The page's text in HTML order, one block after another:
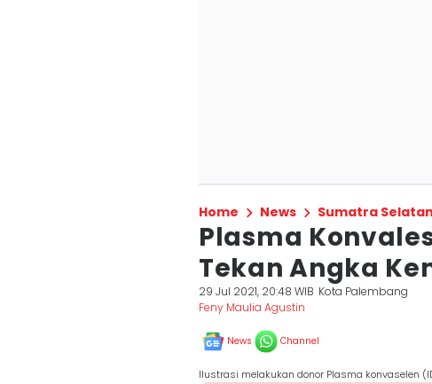
Home News Sumatra Selatan
Plasma
Tekan Angka
29 Jul 2021, 20:48 WIB Kota Palembang
Feny Maulia Agustin
News Channel
Ilustrasi melakukan donor Plasma konvaselen